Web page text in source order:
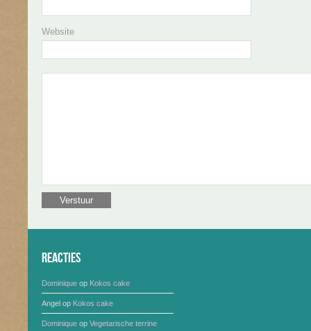
Website
Reacties
Dominique op Kokos cake
Angel op Kokos cake
Dominique op Vegetarische terrine